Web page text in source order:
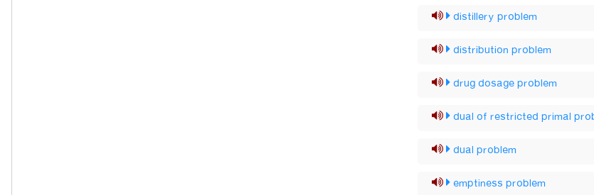
distillery problem
distribution problem
drug dosage problem
dual of restricted primal
dual problem
emptiness problem